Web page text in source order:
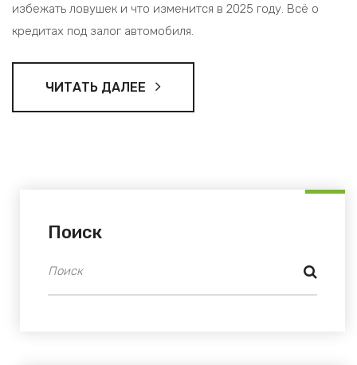
избежать ловушек и что изменится в 2025 году. Всё о
кредитах под залог автомобиля.
ЧИТАТЬ ДАЛЕЕ
Поиск